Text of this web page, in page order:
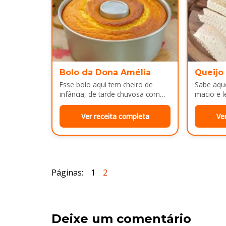
Bolo da Dona Amélia
Esse bolo aqui tem cheiro de
infância, de tarde chuvosa com
café passado na hora e risada
solta na cozinha!…
Ver receita completa
Queijo
Sabe
macio e
e cara
Páginas: 1 2
Deixe um comentário